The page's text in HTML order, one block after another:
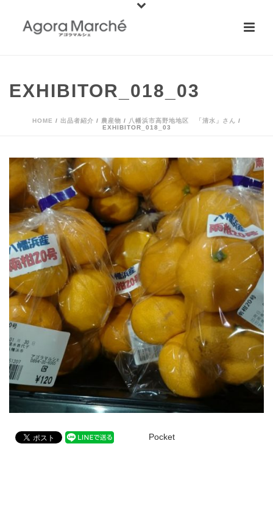
EXHIBITOR_018_03
HOME / 出品者紹介 / 農産物 / 八幡浜市高野地地区 「清水」さん /
EXHIBITOR_018_03
Pocket